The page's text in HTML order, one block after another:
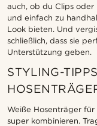
auch, ob du Clips
und einfach zu
Look bieten. Und
schließlich, dass sie
Unterstützung geben.
STYLING-TIPPS
OSENTRÄGER
Weiße Hosenträger für
super kombinieren.